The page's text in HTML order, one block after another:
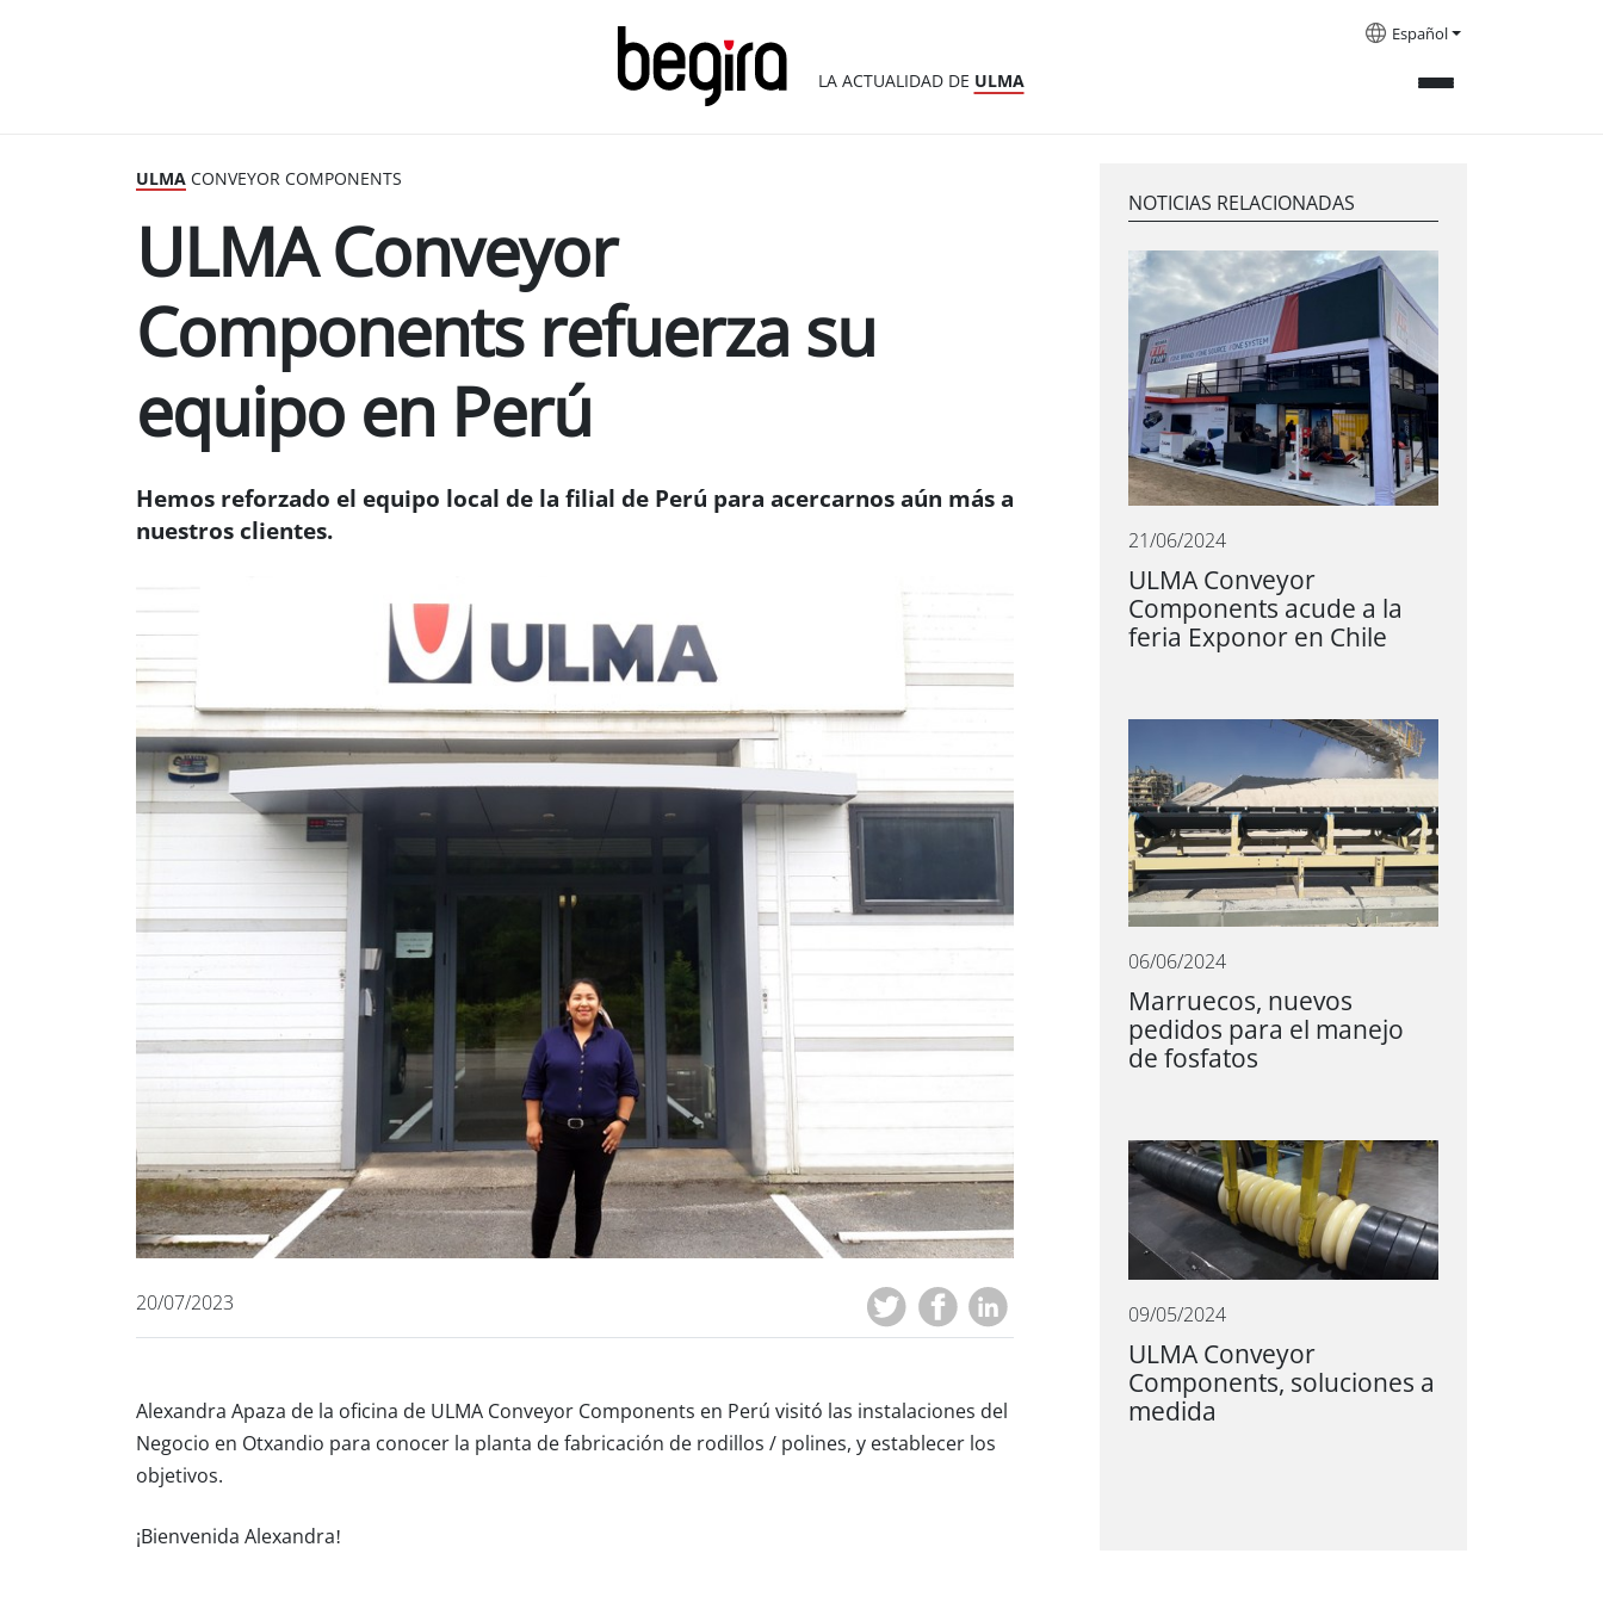
LA ACTUALIDAD DE ULMA
Español
ULMA CONVEYOR COMPONENTS
ULMA Conveyor
Components refuerza su
equipo en Perú
Hemos reforzado el equipo local de la filial de Perú para acercarnos aún más a
nuestros clientes.
20/07/2023
Alexandra Apaza de la oficina de ULMA Conveyor Components en Perú visitó las instalaciones del
Negocio en Otxandio para conocer la planta de fabricación de rodillos / polines, y establecer los
objetivos.
¡Bienvenida Alexandra!
NOTICIAS RELACIONADAS
21/06/2024
ULMA Conveyor
Components acude a la
feria Exponor en Chile
06/06/2024
Marruecos, nuevos
pedidos para el manejo
de fosfatos
09/05/2024
ULMA Conveyor
Components, soluciones a
medida